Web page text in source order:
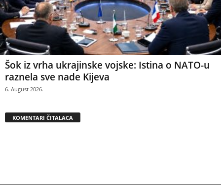
Šok iz vrha ukrajinske vojske: Istina o NATO-u
raznela sve nade Kijeva
6. August 2026.
KOMENTARI ČITALACA